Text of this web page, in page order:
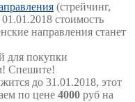
(стрейчинг,
01.01.2018 стоимость
направления станет
для покупки
Спешите!
до 31.01.2018, этот
по цене 4000 руб на